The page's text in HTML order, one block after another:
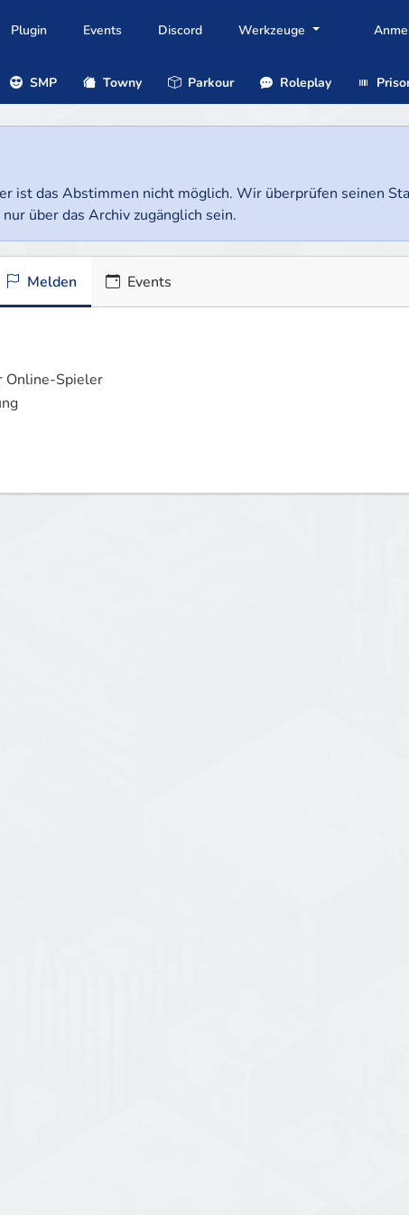
Plugin Events Discord Werkzeuge
SMP Towny Parkour Roleplay
ist das Abstimmen nicht möglich. Wir überprüfen seinen
über das Archiv zugänglich sein.
Melden Events
Online-Spieler